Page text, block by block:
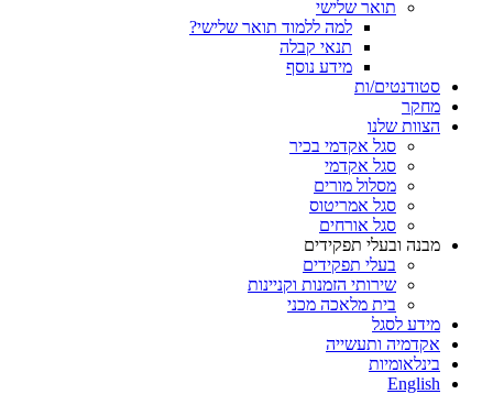
תואר שלישי
למה ללמוד תואר שלישי?
תנאי קבלה
מידע נוסף
סטודנטים/ות
מחקר
הצוות שלנו
סגל אקדמי בכיר
סגל אקדמי
מסלול מורים
סגל אמריטוס
סגל אורחים
מבנה ובעלי תפקידים
בעלי תפקידים
שירותי הזמנות וקניינות
בית מלאכה מכני
מידע לסגל
אקדמיה ותעשייה
בינלאומיות
English